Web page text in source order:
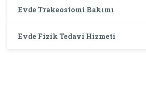
Evde Trakeostomi Bakımı
Evde Fizik Tedavi Hizmeti